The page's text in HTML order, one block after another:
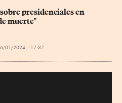
presidenciales en
muerte"
01/2024 - 17:37